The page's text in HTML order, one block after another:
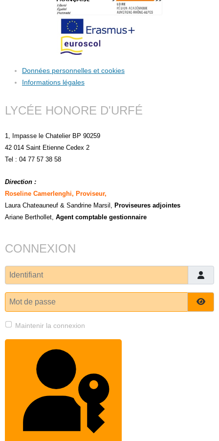
Données personnelles et cookies
Informations légales
LYCÉE HONORE D'URFÉ
1, Impasse le Chatelier BP 90259
42 014 Saint Etienne Cedex 2
Tel : 04 77 57 38 58
Direction :
Roseline Camerlenghi, Proviseur,
Laura Chateauneuf & Sandrine Marsil Proviseures adjointes
Ariane Berthollet, Agent comptable gestionnaire
CONNEXION
Identifiant
Mot de passe
Maintenir la connexion